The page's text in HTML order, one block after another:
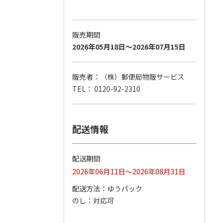
【グリーティング切
販売期間
2026年05月18日～2026年07月15日
販売者：（株）郵便局物販サービス
TEL： 0120-92-2310
配送情報
配送期間
2026年06月11日～2026年08月31日
配送方法
ゆうパック
のし
対応可